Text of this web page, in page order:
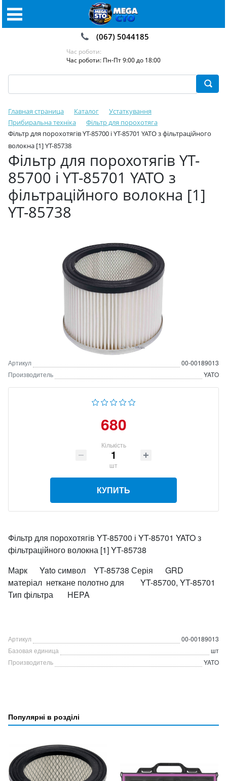
(067) 5044185
Час роботи:
Час роботи: Пн-Пт 9:00 до 18:00
Главная страница Каталог
Устаткування
Прибиральна техніка
Фільтр для порохотяга
Фільтр для порохотягів YT-85700 і YT-85701 YATO з фільтраційного
волокна [1] YT-85738
Фільтр для порохотягів YT-
85700 і YT-85701 YATO з
фільтраційного волокна [1]
YT-85738
Артикул
00-00189013
Производитель
YATO
680
Кількість
шт
КУПИТЬ
Фільтр для порохотягів YT-85700 і YT-85701 YATO з
фільтраційного волокна [1] YT-85738
Марк Yato символ YT-85738 Серія GRD
матеріал неткане полотно для YT-85700, YT-85701
Тип фільтра HEPA
Артикул
00-00189013
Базовая единица
шт
Производитель
YATO
Популярні в розділі